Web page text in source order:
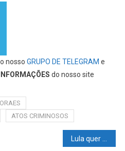
nosso GRUPO DE TELEGRAM e
do nosso site
ATOS CRIMINOSOS